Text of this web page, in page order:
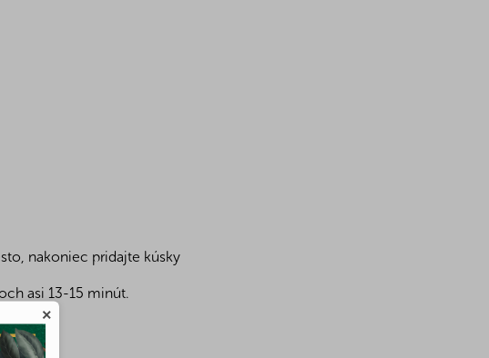
nakoniec pridajte kúsky
asi 13-15 minút.
×